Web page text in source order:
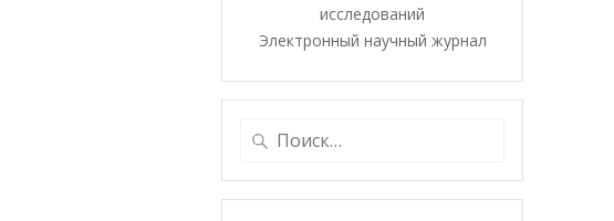
исследований
Электронный научный журнал
Найти: